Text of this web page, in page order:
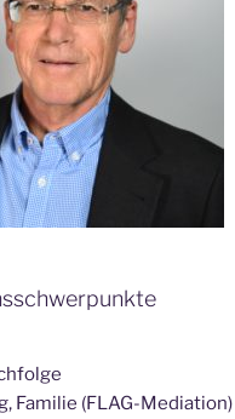
Familie (FLAG-Mediation)